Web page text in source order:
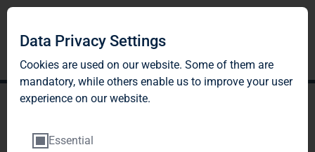
Data Privacy Settings
Cookies are used on our website. Some of them are
mandatory, while others enable us to improve your user
experience on our website.
Essential